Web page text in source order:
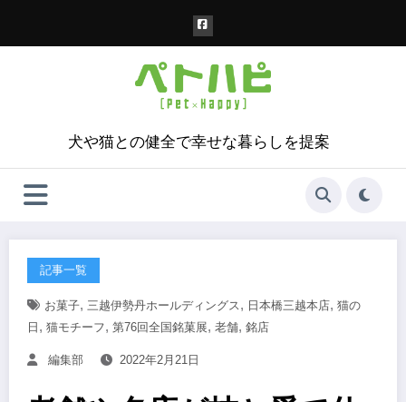
犬や猫との健全で幸せな暮らしを提案
記事一覧
お菓子, 三越伊勢丹ホールディングス, 日本橋三越本店, 猫の
日 , 猫モチーフ, 第76回全国銘菓展, 老舗, 銘店
編集部 2022年2月21日